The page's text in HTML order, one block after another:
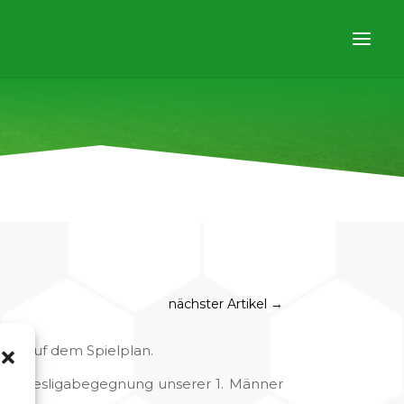
nächster Artikel →
auf dem Spielplan.
unserer 1. Männer